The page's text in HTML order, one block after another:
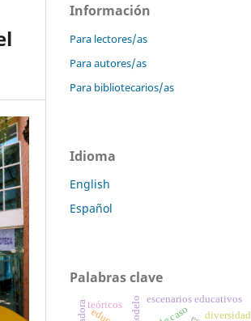
Información
Para lectores/as
Para autores/as
Para bibliotecarios/as
Idioma
English
Español
Palabras clave
modelo escenarios educativos
diversidad
teóricos